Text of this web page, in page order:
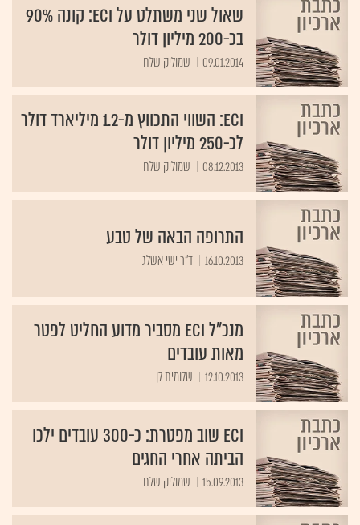
שאול שני משתלט על ECI: קונה 90%
בכ-200 מיליון דולר
09.01.2014 שמוליק שלח
ECI: השווי התכווץ מ-1.2 מיליארד דולר
לכ-250 מיליון דולר
08.12.2013 שמוליק שלח
התרופה הבאה של טבע
16.10.2013 ד"ר ישי אשלג
מנכ"ל ECI מסביר מדוע החליט לפטר
מאות עובדים
12.10.2013 שלומית לן
ECI שוב מפטרת: כ-300 עובדים ילכו
הביתה אחרי החגים
15.09.2013 שמוליק שלח